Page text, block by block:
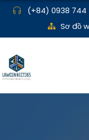
(+84) 0938 744
Sơ đồ